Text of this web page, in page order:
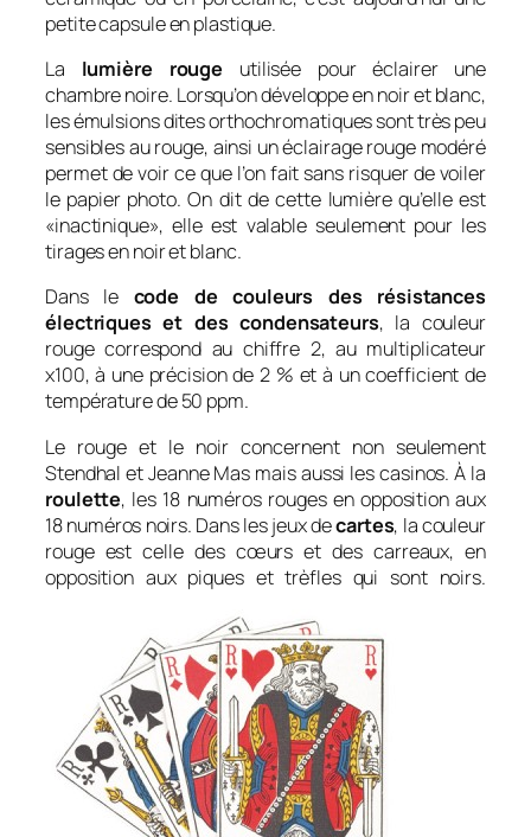
petite capsule en plastique.
La lumière rouge utilisée pour éclairer une
chambre noire. Lorsqu’on développe en noir et blanc,
les émulsions dites orthochromatiques sont très peu
sensibles au rouge, ainsi un éclairage rouge modéré
permet de voir ce que l’on fait sans risquer de voiler
le papier photo. On dit de cette lumière qu’elle est
«inactinique», elle est valable seulement pour les
tirages en noir et blanc.
Dans le code de couleurs des résistances
électriques et des condensateurs, la couleur
rouge correspond au chiffre 2, au multiplicateur
x100, à une précision de 2 % et à un coefficient de
température de 50 ppm.
Le rouge et le noir concernent non seulement
Stendhal et Jeanne Mas mais aussi les casinos. À la
roulette, les 18 numéros rouges en opposition aux
18 numéros noirs. Dans les jeux decartes, la couleur
rouge est celle des cœurs et des carreaux, en
opposition aux piques et trèfles qui sont noirs.